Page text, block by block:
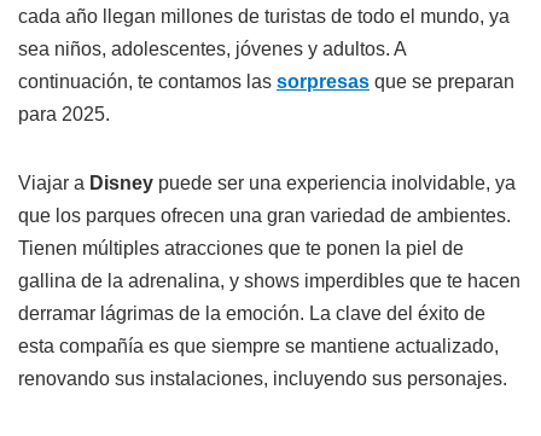
cada año llegan millones de turistas de todo el mundo, ya
sea niños, adolescentes, jóvenes y adultos. A
continuación, te contamos las sorpresas que se preparan
para 2025.
Viajar a Disney puede ser una experiencia inolvidable, ya
que los parques ofrecen una gran variedad de ambientes.
Tienen múltiples atracciones que te ponen la piel de
gallina de la adrenalina, y shows imperdibles que te hacen
derramar lágrimas de la emoción. La clave del éxito de
esta compañía es que siempre se mantiene actualizado,
renovando sus instalaciones, incluyendo sus personajes.